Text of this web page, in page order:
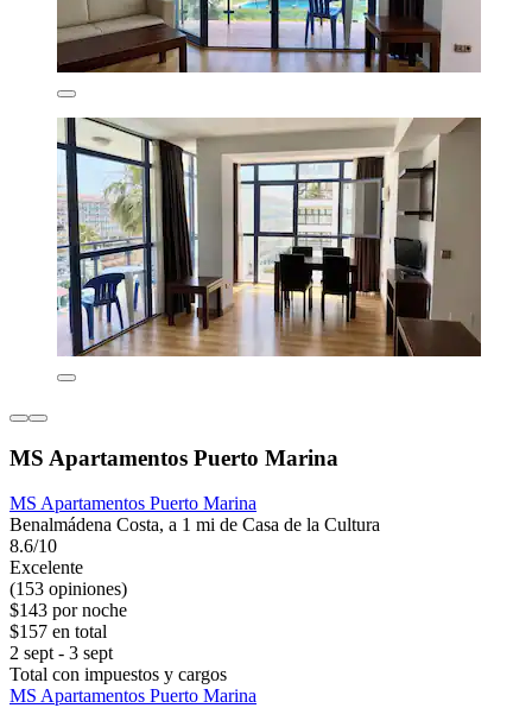
MS Apartamentos Puerto Marina
MS Apartamentos Puerto Marina
Benalmádena Costa, a 1 mi de Casa de la Cultura
8.6/10
Excelente
(153 opiniones)
$143 por noche
$157 en total
2 sept - 3 sept
Total con impuestos y cargos
MS Apartamentos Puerto Marina